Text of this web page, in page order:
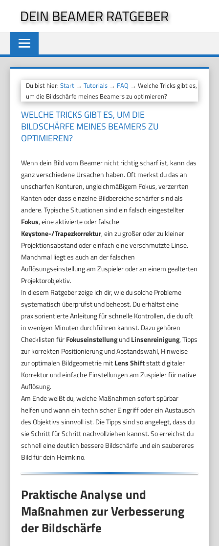
springen
DEIN BEAMER RATGEBER
Du bist hier:Start →Tutorials → FAQ → Welche Tricks gibt es,
um die Bildschärfe meines Beamers zu optimieren?
WELCHE TRICKS GIBT ES, UM DIE
BILDSCHÄRFE MEINES BEAMERS ZU
OPTIMIEREN?
Wenn dein Bild vom Beamer nicht richtig scharf ist, kann das
ganz verschiedene Ursachen haben. Oft merkst du das an
unscharfen Konturen, ungleichmäßigem Fokus, verzerrten
Kanten oder dass einzelne Bildbereiche schärfer sind als
andere. Typische Situationen sind ein falsch eingestellter
Fokus, eine aktivierte oder falsche
Keystone-/Trapezkorrektur, ein zu großer oder zu kleiner
Projektionsabstand oder einfach eine verschmutzte Linse.
Manchmal liegt es auch an der falschen
Auflösungseinstellung am Zuspieler oder an einem gealterten
Projektorobjektiv.
In diesem Ratgeber zeige ich dir, wie du solche Probleme
systematisch überprüfst und behebst. Du erhältst eine
praxisorientierte Anleitung für schnelle Kontrollen, die du oft
in wenigen Minuten durchführen kannst. Dazu gehören
Checklisten fürFokuseinstellungundLinsenreinigung, Tipps
zur korrekten Positionierung und Abstandswahl, Hinweise
zur optimalen Bildgeometrie mitLens Shiftstatt digitaler
Korrektur und einfache Einstellungen am Zuspieler für native
Auflösung.
Am Ende weißt du, welche Maßnahmen sofort spürbar
helfen und wann ein technischer Eingriff oder ein Austausch
des Objektivs sinnvoll ist. Die Tipps sind so angelegt, dass du
sie Schritt für Schritt nachvollziehen kannst. So erreichst du
schnell eine deutlich bessere Bildschärfe und ein saubereres
Bild für dein Heimkino.
Praktische Analyse und
Maßnahmen zur Verbesserung
der Bildschärfe